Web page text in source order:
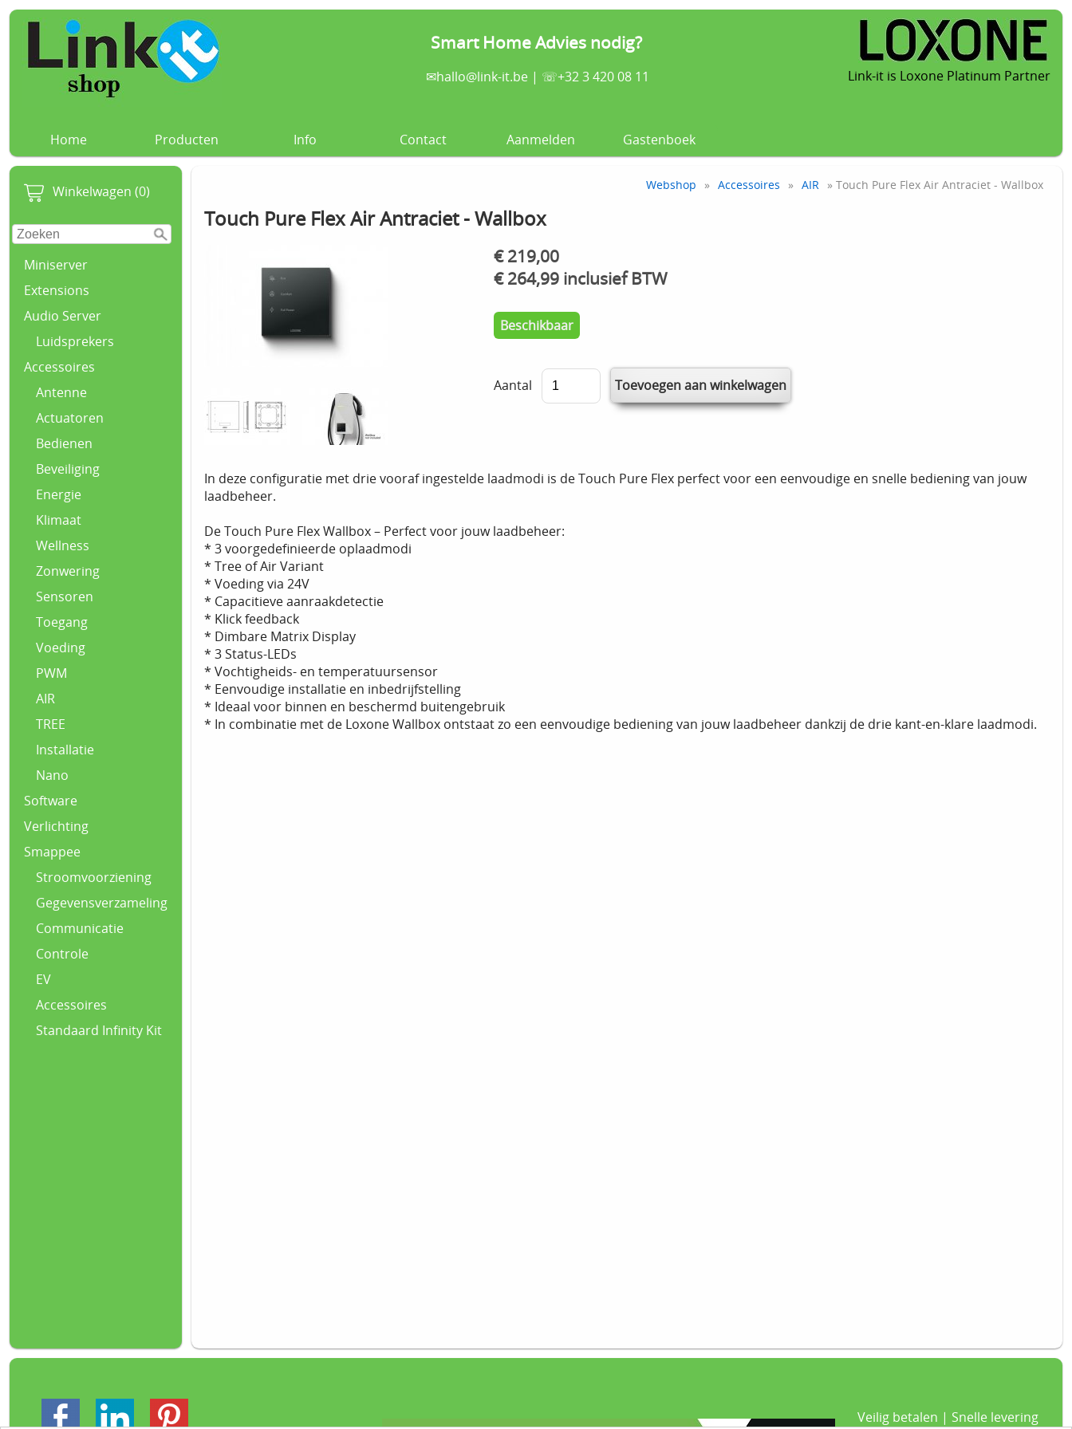
Smart Home Advies nodig?
✉hallo@link-it.be | ☏+32 3 420 08 11 Link-it is Loxone Platinum Partner
Home Producten Info Contact Aanmelden Gastenboek
Winkelwagen (0)
Miniserver
Extensions
Audio Server
Luidsprekers
Accessoires
Antenne
Actuatoren
Bedienen
Beveiliging
Energie
Klimaat
Wellness
Zonwering
Sensoren
Toegang
Voeding
PWM
AIR
TREE
Installatie
Nano
Software
Verlichting
Smappee
Stroomvoorziening
Gegevensverzameling
Communicatie
Controle
EV
Accessoires
Standaard Infinity Kit
Webshop » Accessoires » AIR » Touch Pure Flex Air Antraciet - Wallbox
Touch Pure Flex Air Antraciet - Wallbox
€ 219,00
€ 264,99 inclusief BTW
Beschikbaar
Aantal
In deze configuratie met drie vooraf ingestelde laadmodi is de Touch Pure Flex perfect voor een eenvoudige en snelle bediening van jouw
laadbeheer.
De Touch Pure Flex Wallbox – Perfect voor jouw laadbeheer:
* 3 voorgedefinieerde oplaadmodi
* Tree of Air Variant
* Voeding via 24V
* Capacitieve aanraakdetectie
* Klick feedback
* Dimbare Matrix Display
* 3 Status-LEDs
* Vochtigheids- en temperatuursensor
* Eenvoudige installatie en inbedrijfstelling
* Ideaal voor binnen en beschermd buitengebruik
* In combinatie met de Loxone Wallbox ontstaat zo een eenvoudige bediening van jouw laadbeheer dankzij de drie kant-en-klare laadmodi.
Veilig betalen | Snelle levering